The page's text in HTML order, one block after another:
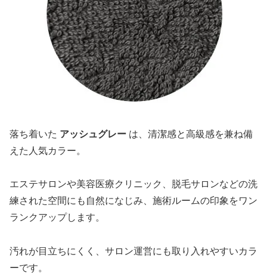
落ち着いた アッシュグレー は、清潔感と高級感を兼ね備
えた人気カラー。
エステサロンや美容医療クリニック、脱毛サロンなどの洗
練された空間にも自然になじみ、施術ルームの印象をワン
ランクアップします。
汚れが目立ちにくく、サロン運営にも取り入れやすいカラ
ーです。